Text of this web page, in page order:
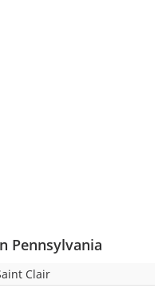
Pennsylvania
Clair